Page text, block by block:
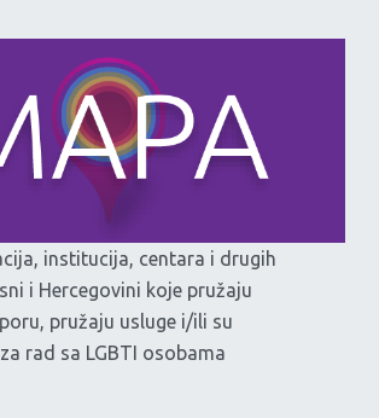
institucija, centara i drugih
i Hercegovini koje pružaju
pružaju usluge i/ili su
rad sa LGBTI osobama